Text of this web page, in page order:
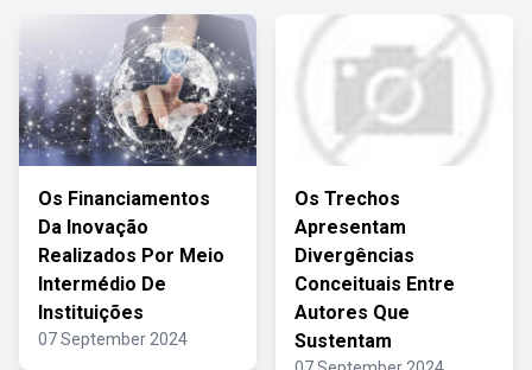
Os Financiamentos
Da Inovação
Realizados Por Meio
Intermédio De
Instituições
07 September 2024
Os Trechos
Apresentam
Divergências
Conceituais Entre
Autores Que
Sustentam